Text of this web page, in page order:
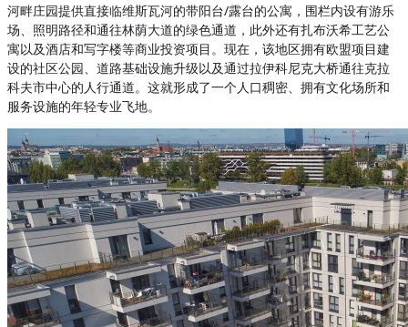
河畔庄园提供直接临维斯瓦河的带阳台/露台的公寓，围栏内设有游乐
场、照明路径和通往林荫大道的绿色通道，此外还有扎布沃希工艺公
寓以及酒店和写字楼等商业投资项目。现在，该地区拥有欧盟项目建
设的社区公园、道路基础设施升级以及通过拉伊科尼克大桥通往克拉
科夫市中心的人行通道。这就形成了一个人口稠密、拥有文化场所和
服务设施的年轻专业飞地。